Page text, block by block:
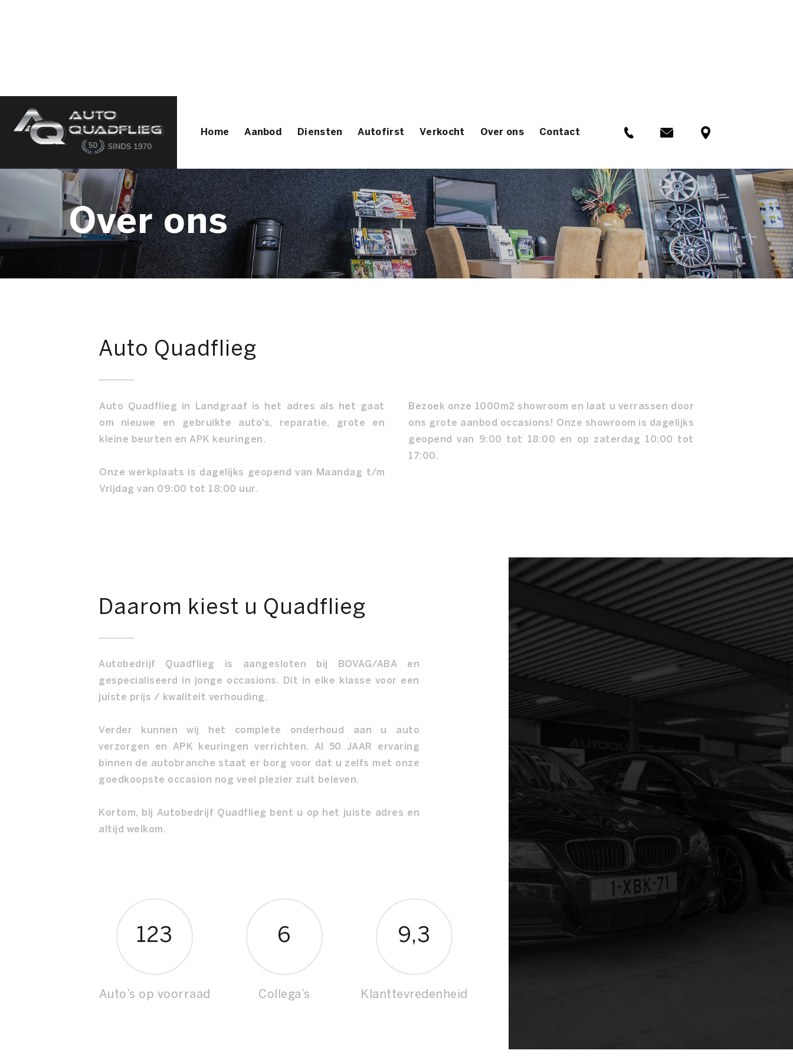
Home Aanbod Diensten Autofirst Verkocht Over ons Contact
Over ons
Auto Quadflieg
Auto Quadflieg in Landgraaf is het adres als het gaat
om nieuwe en gebruikte auto’s, reparatie, grote en
kleine beurten en APK keuringen.
Onze werkplaats is dagelijks geopend van Maandag t/m
Vrijdag van 09:00 tot 18:00 uur.
Bezoek onze 1000m2 showroom en laat u verrassen door
ons grote aanbod occasions! Onze showroom is dagelijks
geopend van 9:00 tot 18:00 en op zaterdag 10:00 tot
17:00.
Daarom kiest u Quadflieg
Autobedrijf Quadflieg is aangesloten bij BOVAG/ABA en
gespecialiseerd in jonge occasions. Dit in elke klasse voor een
juiste prijs / kwaliteit verhouding.
Verder kunnen wij het complete onderhoud aan u auto
verzorgen en APK keuringen verrichten. Al 50 JAAR ervaring
binnen de autobranche staat er borg voor dat u zelfs met onze
goedkoopste occasion nog veel plezier zult beleven.
Kortom, bij Autobedrijf Quadflieg bent u op het juiste adres en
altijd welkom.
123
Auto’s op voorraad
6
Collega’s
9,3
Klanttevredenheid